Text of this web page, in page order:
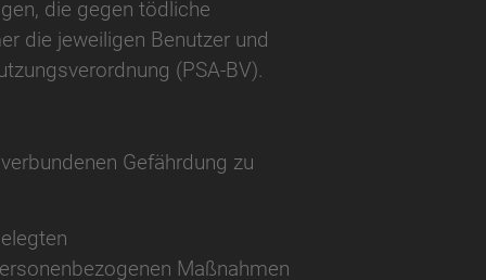
die gegen tödliche
die jeweiligen Benutzer und
(PSA-BV).
Gefährdung zu
Maßnahmen